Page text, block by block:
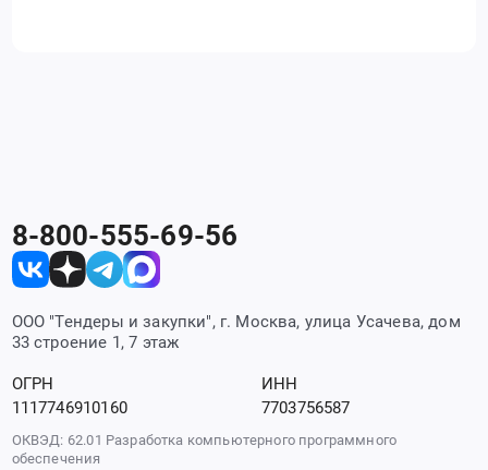
8-800-555-69-56
ООО "Тендеры и закупки", г. Москва, улица Усачева, дом
33 строение 1, 7 этаж
ОГРН
1117746910160
ИНН
7703756587
ОКВЭД: 62.01 Разработка компьютерного программного
обеспечения